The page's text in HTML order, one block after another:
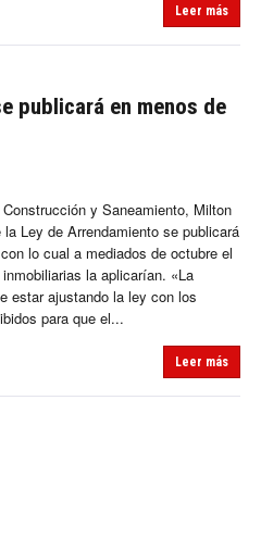
Leer más
publicará en menos de
y Saneamiento, Milton
Ley de Arrendamiento se publicará
lo cual a mediados de octubre el
la aplicarían. «La
estar ajustando la ley con los
para que el...
Leer más